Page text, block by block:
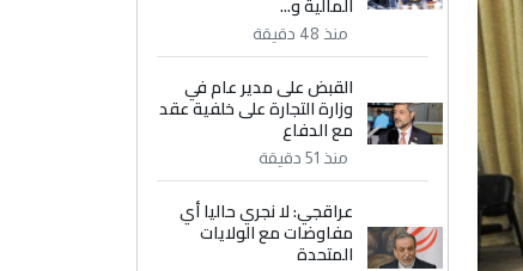
منذ 48 دقيقة
القبض على مدير عام في
وزارة التجارة على خلفية عقد
مع الدفاع
منذ 51 دقيقة
عراقجي: لا نجري حاليا أي
مفاوضات مع الولايات
المتحدة